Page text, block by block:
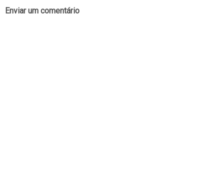
Enviar um comentário